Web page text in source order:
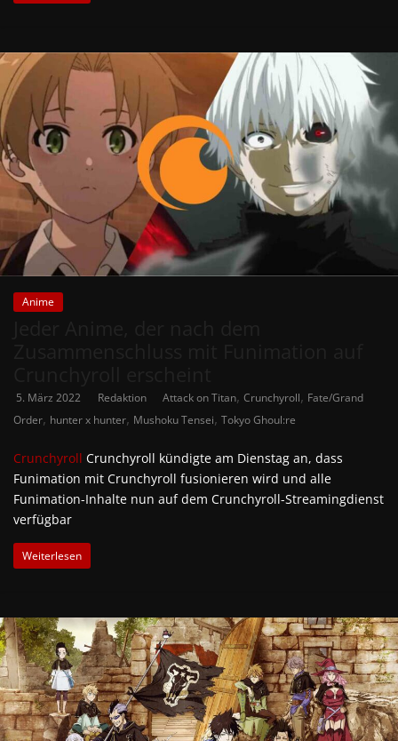
Anime
5. März 2022 Redaktion Attack on Titan, Crunchyroll, Fate/Grand
Order, hunter x hunter, Mushoku Tensei, Tokyo Ghoul:re
Crunchyroll Crunchyroll kündigte am Dienstag an, dass
Funimation mit Crunchyroll fusionieren wird und alle
Funimation-Inhalte nun auf dem Crunchyroll-Streamingdienst
verfügbar
Weiterlesen